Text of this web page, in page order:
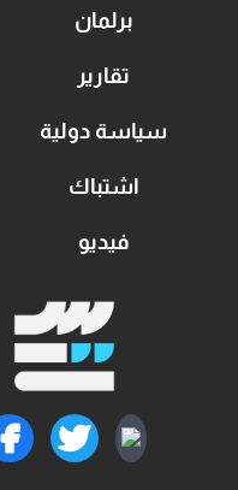
برلمان
تقارير
سياسة دولية
اشتباك
فيديو